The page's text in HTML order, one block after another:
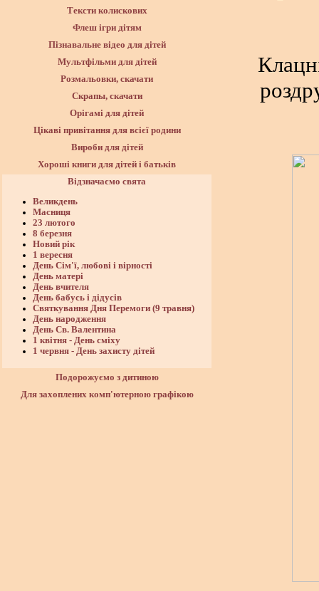
Тексти колискових
Флеш ігри дітям
Пізнавальне відео для дітей
Мультфільми для дітей
Розмальовки, скачати
Скрапы, скачати
Орігамі для дітей
Цікаві привітання для всієї родини
Вироби для дітей
Хороші книги для дітей і батьків
Відзначаємо свята
Великдень
Масниця
23 лютого
8 березня
Новий рік
1 вересня
День Сім'ї, любові і вірності
День матері
День вчителя
День бабусь і дідусів
Святкування Дня Перемоги (9 травня)
День народження
День Св. Валентина
1 квітня - День сміху
1 червня - День захисту дітей
Подорожуємо з дитиною
Для захоплених комп'ютерною графікою